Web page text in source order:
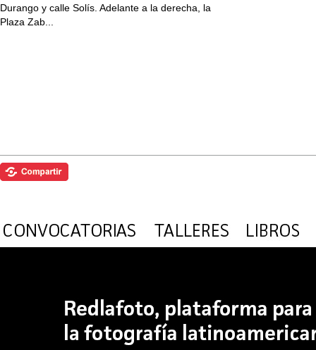
Durango y calle Solís. Adelante a la derecha, la
Plaza Zab...